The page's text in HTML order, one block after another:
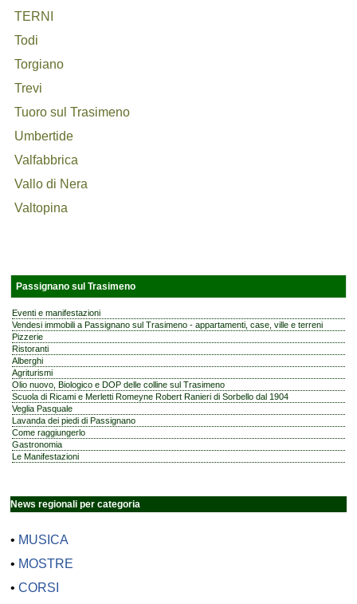
TERNI
Todi
Torgiano
Trevi
Tuoro sul Trasimeno
Umbertide
Valfabbrica
Vallo di Nera
Valtopina
Passignano sul Trasimeno
Eventi e manifestazioni
Vendesi immobili a Passignano sul Trasimeno - appartamenti, case, ville e terreni
Pizzerie
Ristoranti
Alberghi
Agriturismi
Olio nuovo, Biologico e DOP delle colline sul Trasimeno
Scuola di Ricami e Merletti Romeyne Robert Ranieri di Sorbello dal 1904
Veglia Pasquale
Lavanda dei piedi di Passignano
Come raggiungerlo
Gastronomia
Le Manifestazioni
News regionali per categoria
• MUSICA
• MOSTRE
•CORSI